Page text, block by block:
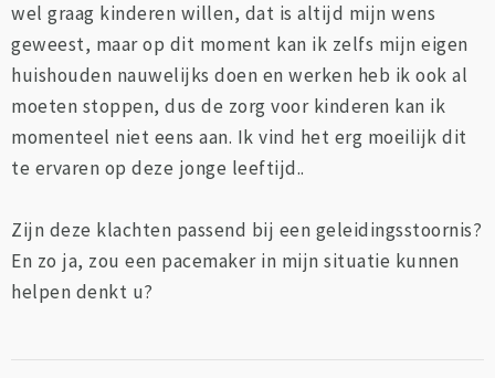
wel graag kinderen willen, dat is altijd mijn wens
geweest, maar op dit moment kan ik zelfs mijn eigen
huishouden nauwelijks doen en werken heb ik ook al
moeten stoppen, dus de zorg voor kinderen kan ik
momenteel niet eens aan. Ik vind het erg moeilijk dit
te ervaren op deze jonge leeftijd..
Zijn deze klachten passend bij een geleidingsstoornis?
En zo ja, zou een pacemaker in mijn situatie kunnen
helpen denkt u?